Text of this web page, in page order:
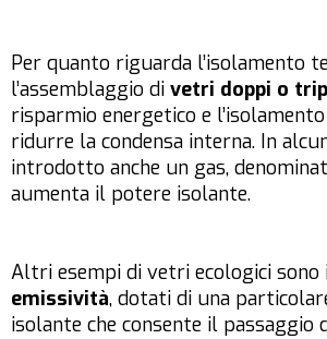
Per quanto riguarda l’isolamento
l’assemblaggio di vetri doppi o
risparmio energetico e
ridurre la condensa interna. In
introdotto anche un gas,
aumenta il potere isolante.
Altri esempi di vetri ecologici sono
emissività, dotati di una
isolante che consente il passaggio